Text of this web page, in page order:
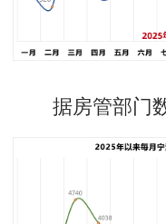
据房管部门